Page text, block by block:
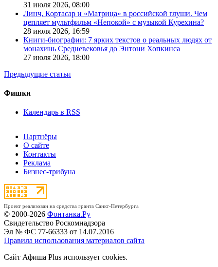
31 июля 2026, 08:00
Линч, Кортасар и «Матрица» в российской глуши. Чем
цепляет мультфильм «Непокой» с музыкой Курехина?
28 июля 2026, 16:59
Книги-биографии: 7 ярких текстов о реальных людях от
монахинь Средневековья до Энтони Хопкинса
27 июля 2026, 18:00
Предыдущие статьи
Фишки
Календарь в RSS
Партнёры
О сайте
Контакты
Реклама
Бизнес-трибуна
Проект реализован на средства гранта Санкт-Петербурга
© 2000-2026 Фонтанка.Ру
Свидетельство Роскомнадзора
Эл № ФС 77-66333 от 14.07.2016
Правила использования материалов сайта
Сайт Афиша Plus использует cookies.